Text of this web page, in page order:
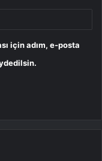
için adım, e-posta